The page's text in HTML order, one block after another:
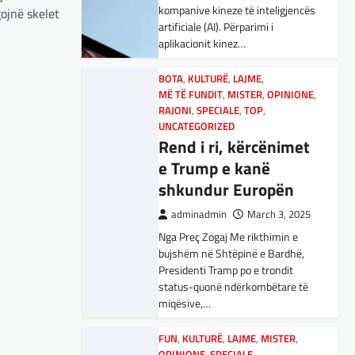
skelet
Aksionet e ofruesit francez të
satelitëve Eutelsat u trefishuan
në vlerë gjatë dy ditëve të fundit
mes shqetësimeve se qasja…
BOTA,LAJME,MË TË FUNDIT
OPINIONE,RAJONI
Gjermani, ekspertët
sugjerojnë 400
miliardë euro për
mbrojtje
adminadmin March 4, 2025
Gjermania ndodhet aktualisht në
kulmin e përpjekjeve për krijimin e
qeverisë dhe koha nuk pret.
CDU/CSU dhe SPD po
kompanive kineze të inteligjencës
artificiale (AI). Përparimi i
aplikacionit kinez…
BOTA, KULTURË, LAJME,
MË TË FUNDIT, MISTER,OPINIONE,
RAJONI,SPECIALE,TOP,
UNCATEGORIZED
Rend i ri, kërcënimet
e Trump e kanë
shkundur Europën
adminadmin March 3, 2025
Nga Preç Zogaj Me rikthimin e
bujshëm në Shtëpinë e Bardhë,
Presidenti Tramp po e trondit
status-quonë ndërkombëtare të
miqësive,…
FUN, KULTURË, LAJME, MISTER,
Maqedonisë së Veriut…
LAJME,SPORT
Ja Kush E Bindi
Presidentin E
Vllaznisë Për Të
Marrë Qatip Osmanin
adminadmin
February 20,
2024
Skuadra e njohur shqiptare e
Vllaznisë nga Shkodra, me 30
tetor në postin e trajnerit
zyrtarizoi strategun tetovar, Qatip
Osmani.…
SPORT
Goli i Leipzigut ishte i
rregullt!